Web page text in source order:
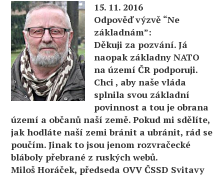
15. 11. 2016
Odpověď výzvě “Ne
základnám”:
Děkuji za pozvání. Já
naopak základny NATO
na území ČR podporuji.
Chci , aby naše vláda
splnila svou základní
povinnost a tou je obrana
území a občanů naší země. Pokud mi sdělíte,
jak hodláte naší zemi bránit a ubránit, rád se
poučím. Jinak to jsou jenom rozvračecké
bláboly přebrané z ruských webů.
Miloš Horáček, předseda OVV ČSSD Svitavy